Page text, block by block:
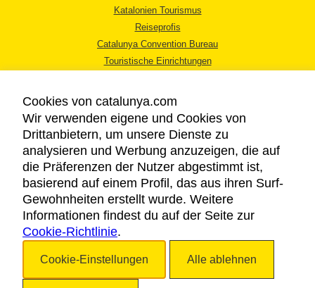
Katalonien Tourismus
Reiseprofis
Catalunya Convention Bureau
Touristische Einrichtungen
RECHTLICHER HINWEIS
DATENSCHUTZICHTLINIE
COOKIES
BARRIEREFREIHEIT
Cookies von catalunya.com
Wir verwenden eigene und Cookies von
Drittanbietern, um unsere Dienste zu
analysieren und Werbung anzuzeigen, die auf
die Präferenzen der Nutzer abgestimmt ist,
basierend auf einem Profil, das aus ihren Surf-
Gewohnheiten erstellt wurde. Weitere
Informationen findest du auf der Seite zur
Cookie-Richtlinie.
Cookie-Einstellungen Alle ablehnen